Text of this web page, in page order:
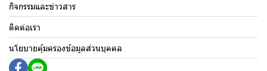
กิจกรรมและข่าวสาร
ติดต่อเรา
นโยบายคุ้มครองข้อมูลส่วนบุคคล